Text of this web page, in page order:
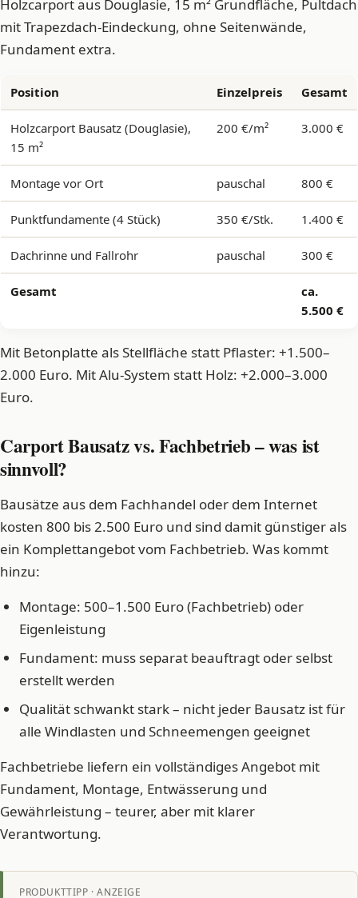
Holzcarport aus Douglasie, 15 m² Grundfläche, Pultdach
mit Trapezdach-Eindeckung, ohne Seitenwände,
Fundament extra.
Position Einzelpreis Gesamt
Holzcarport Bausatz (Douglasie),
15 m²
200 €/m² 3.000 €
Montage vor Ort pauschal 800 €
Punktfundamente (4 Stück) 350 €/Stk. 1.400 €
Dachrinne und Fallrohr pauschal 300 €
Gesamt
ca.
5.500 €
Mit Betonplatte als Stellfläche statt Pflaster: +1.500–
2.000 Euro. Mit Alu-System statt Holz: +2.000–3.000
Euro.
Carport Bausatz vs. Fachbetrieb – was ist
sinnvoll?
Bausätze aus dem Fachhandel oder dem Internet
kosten 800 bis 2.500 Euro und sind damit günstiger als
ein Komplettangebot vom Fachbetrieb. Was kommt
hinzu:
Montage: 500–1.500 Euro (Fachbetrieb) oder
Eigenleistung
Fundament: muss separat beauftragt oder selbst
erstellt werden
Qualität schwankt stark – nicht jeder Bausatz ist für
alle Windlasten und Schneemengen geeignet
Fachbetriebe liefern ein vollständiges Angebot mit
Fundament, Montage, Entwässerung und
Gewährleistung – teurer, aber mit klarer
Verantwortung.
PRODUKTTIPP · ANZEIGE